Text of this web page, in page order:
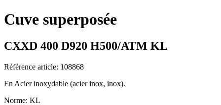
Cuve superposée
CXXD 400 D920 H500/ATM KL
Référence article: 108868
En Acier inoxydable (acier inox, inox).
Norme: KL